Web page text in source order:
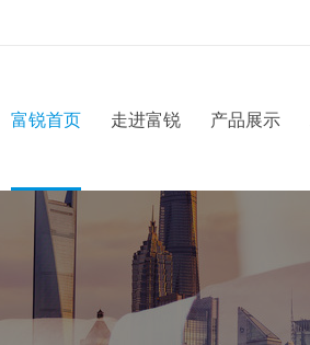
富锐首页 走进富锐 产品展示